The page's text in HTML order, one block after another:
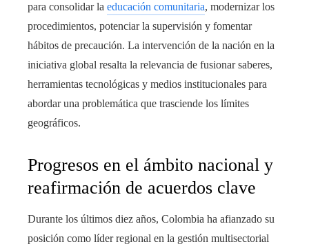
para consolidar la educación comunitaria, modernizar los
procedimientos, potenciar la supervisión y fomentar
hábitos de precaución. La intervención de la nación en la
iniciativa global resalta la relevancia de fusionar saberes,
herramientas tecnológicas y medios institucionales para
abordar una problemática que trasciende los límites
geográficos.
Progresos en el ámbito nacional y
reafirmación de acuerdos clave
Durante los últimos diez años, Colombia ha afianzado su
posición como líder regional en la gestión multisectorial